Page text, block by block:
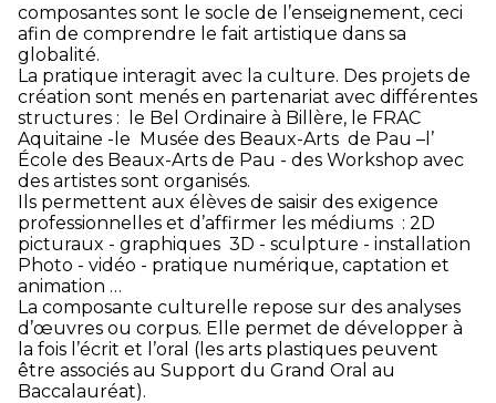
composantes sont le socle de l’enseignement, ceci
afin de comprendre le fait artistique dans sa
globalité.
La pratique interagit avec la culture. Des projets de
création sont menés en partenariat avec différentes
structures : le Bel Ordinaire à Billère, le FRAC
Aquitaine -le Musée des Beaux-Arts de Pau –l’
École des Beaux-Arts de Pau - des Workshop avec
des artistes sont organisés.
Ils permettent aux élèves de saisir des exigence
professionnelles et d’affirmer les médiums : 2D
picturaux - graphiques 3D - sculpture - installation
Photo - vidéo - pratique numérique, captation et
animation …
La composante culturelle repose sur des analyses
d’œuvres ou corpus. Elle permet de développer à
la fois l’écrit et l’oral (les arts plastiques peuvent
être associés au Support du Grand Oral au
Baccalauréat).